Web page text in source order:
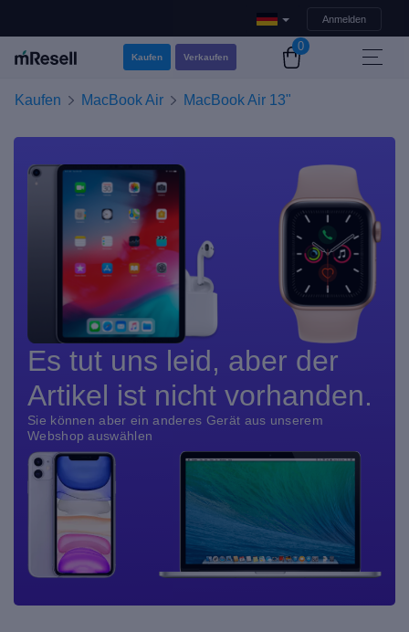
Anmelden
Kaufen Verkaufen
0
Kaufen MacBook Air MacBook Air 13"
Es tut uns leid, aber der
Artikel ist nicht vorhanden.
Sie können aber ein anderes Gerät aus unserem
Webshop auswählen